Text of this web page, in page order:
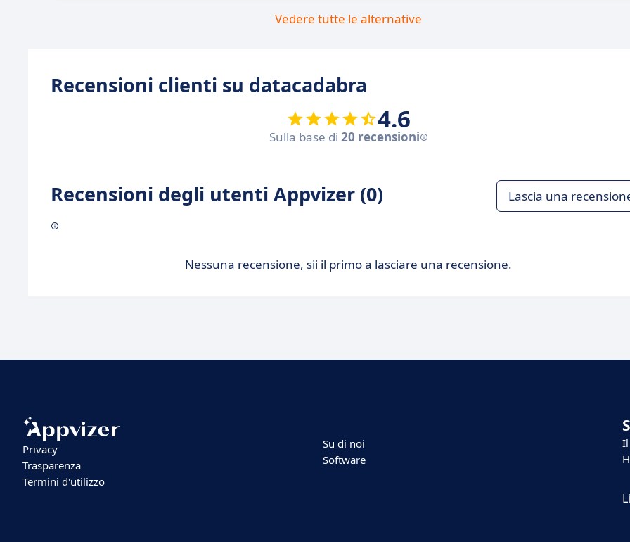
Vedere tutte le alternative
Recensioni clienti su datacadabra
4.6
Sulla base di 20 recensioni
Recensioni degli utenti Appvizer (0) Lascia una
Nessuna recensione, sii il primo a lasciare una recensione.
Privacy
Trasparenza
Termini d'utilizzo
Su di noi
Software